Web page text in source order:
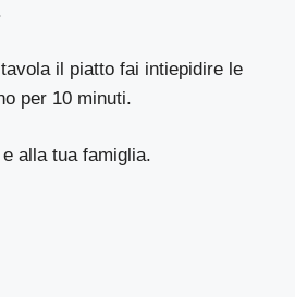
il piatto fai intiepidire le
per 10 minuti.
alla tua famiglia.